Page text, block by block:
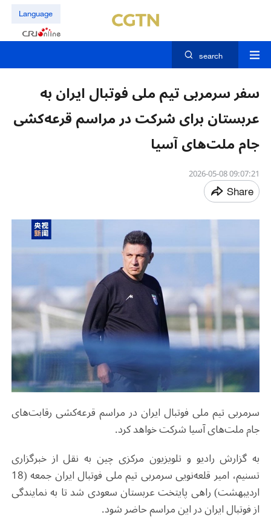
Language
search
سفر سرمربی تیم ملی فوتبال ایران به
عربستان برای شرکت در مراسم قرعه‌کشی
جام ملت‌های آسیا
09:07:21 2026-05-08
Share
سرمربی تیم ملی فوتبال ایران در مراسم قرعه‌کشی رقابت‌های
جام ملت‌های آسیا شرکت خواهد کرد.
به گزارش رادیو و تلویزیون مرکزی چین به نقل از خبرگزاری
تسنیم، امیر قلعه‌نویی سرمربی تیم ملی فوتبال ایران جمعه (18
اردیبهشت) راهی پایتخت عربستان سعودی شد تا به نمایندگی
از فوتبال ایران در این مراسم حاضر شود.